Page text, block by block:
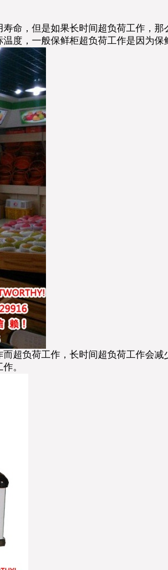
命，但是如果长时间超负荷工作，
度，一般保鲜柜超负荷工作是因为
超负荷工作，长时间超负荷工作会
。